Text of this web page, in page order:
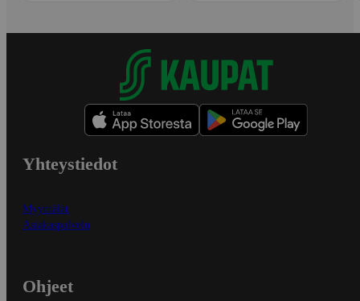
Yhteystiedot
Myymälät
Asiakaspalvelu
Ohjeet